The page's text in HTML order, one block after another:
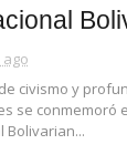
civismo y
se conmemoró
Bolivarian...